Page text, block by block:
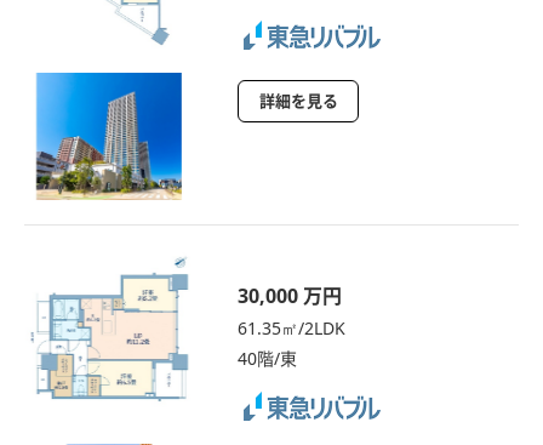
詳細を見る
30,000 万円
61.35㎡/2LDK
40階/東